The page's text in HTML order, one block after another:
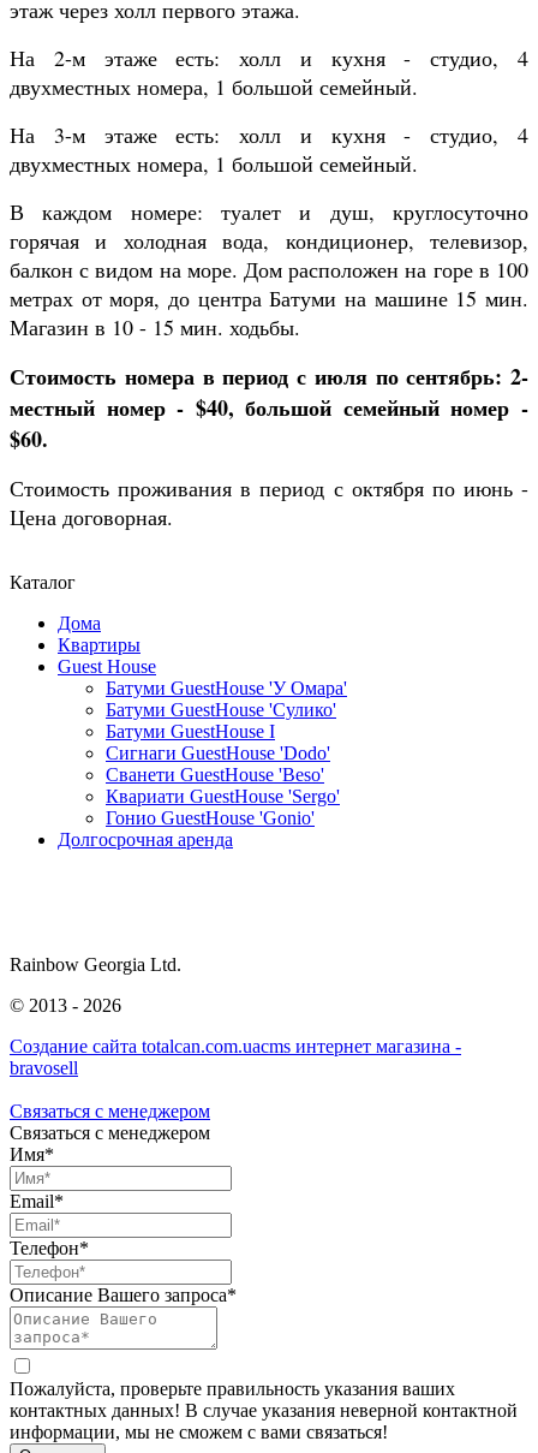
этаж через холл первого этажа.
На 2-м этаже есть: холл и кухня - студио, 4
двухместных номера, 1 большой семейный.
На 3-м этаже есть: холл и кухня - студио, 4
двухместных номера, 1 большой семейный.
В каждом номере: туалет и душ, круглосуточно
горячая и холодная вода, кондиционер, телевизор,
балкон с видом на море. Дом расположен на горе в 100
метрах от моря, до центра Батуми на машине 15 мин.
Магазин в 10 - 15 мин. ходьбы.
Стоимость номера в период с июля по сентябрь: 2-
местный номер - $40, большой семейный номер -
$60.
Стоимость проживания в период с октября по июнь -
Цена договорная.
Каталог
Дома
Квартиры
Guest House
Батуми GuestHouse 'У Омара'
Батуми GuestHouse 'Сулико'
Батуми GuestHouse I
Сигнаги GuestHouse 'Dodo'
Сванети GuestHouse 'Beso'
Квариати GuestHouse 'Sergo'
Гонио GuestHouse 'Gonio'
Долгосрочная аренда
Rainbow Georgia Ltd.
© 2013 - 2026
Создание сайта totalcan.com.uacms интернет магазина -
bravosell
Связаться с менеджером
Связаться с менеджером
Имя*
Email*
Телефон*
Описание Вашего запроса*
Пожалуйста, проверьте правильность указания ваших
контактных данных! В случае указания неверной контактной
информации, мы не сможем с вами связаться!